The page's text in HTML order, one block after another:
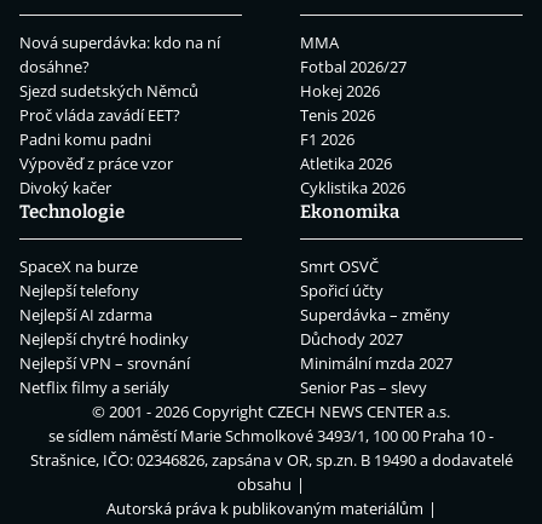
Nová superdávka: kdo na ní
dosáhne?
Sjezd sudetských Němců
Proč vláda zavádí EET?
Padni komu padni
Výpověď z práce vzor
Divoký kačer
MMA
Fotbal 2026/27
Hokej 2026
Tenis 2026
F1 2026
Atletika 2026
Cyklistika 2026
Technologie
SpaceX na burze
Nejlepší telefony
Nejlepší AI zdarma
Nejlepší chytré hodinky
Nejlepší VPN – srovnání
Netflix filmy a seriály
Ekonomika
Smrt OSVČ
Spořicí účty
Superdávka – změny
Důchody 2027
Minimální mzda 2027
Senior Pas – slevy
© 2001 - 2026 CopyrightCZECH NEWS CENTER a.s.
se sídlem náměstí Marie Schmolkové 3493/1, 100 00 Praha 10 -
Strašnice, IČO: 02346826, zapsána v OR, sp.zn. B 19490 a dodavatelé
obsahu
Autorská práva k publikovaným materiálům